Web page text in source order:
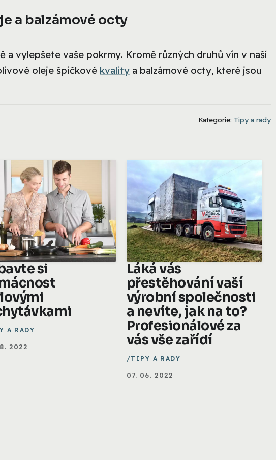
a balzámové octy
a vylepšete vaše pokrmy. Kromě různých druhů vín v naší
oleje špičkové kvality a balzámové octy, které jsou
Kategorie: Tipy a rady
si
A RADY
2022
Láká vás
přestěhování vaší
výrobní společnosti
a nevíte, jak na to?
Profesionálové za
vás vše zařídí
TIPY A RADY
07. 06. 2022